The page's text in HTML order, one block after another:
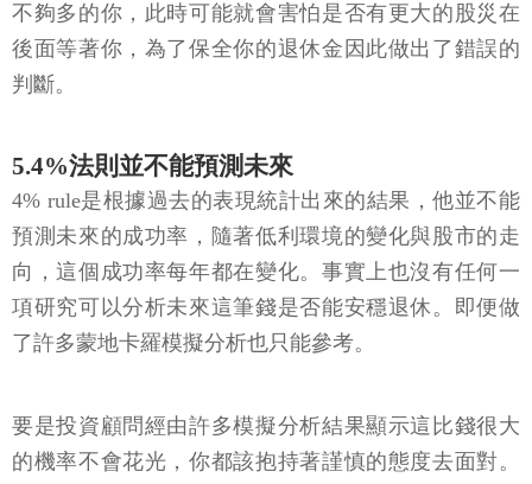
不夠多的你，此時可能就會害怕是否有更大的股災在
後面等著你，為了保全你的退休金因此做出了錯誤的
判斷。
5.4%法則並不能預測未來
4% rule是根據過去的表現統計出來的結果，他並不能
預測未來的成功率，隨著低利環境的變化與股市的走
向，這個成功率每年都在變化。事實上也沒有任何一
項研究可以分析未來這筆錢是否能安穩退休。即便做
了許多蒙地卡羅模擬分析也只能參考。
要是投資顧問經由許多模擬分析結果顯示這比錢很大
的機率不會花光，你都該抱持著謹慎的態度去面對。